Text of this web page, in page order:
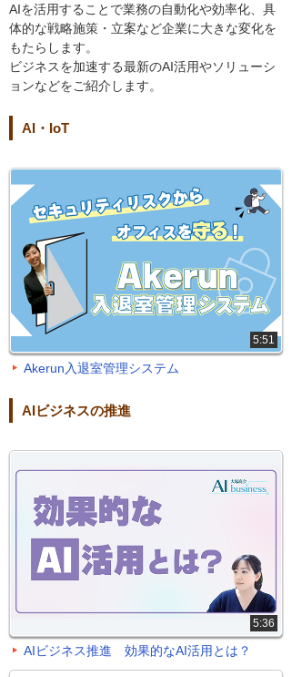
AIを活用することで業務の自動化や効率化、具
体的な戦略施策・立案など企業に大きな変化を
もたらします。
ビジネスを加速する最新のAI活用やソリューシ
ョンなどをご紹介します。
AI・IoT
5:51
Akerun入退室管理システム
AIビジネスの推進
5:36
AIビジネス推進 効果的なAI活用とは？